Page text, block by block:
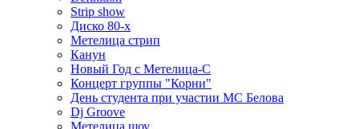
Strip show
Диско 80-х
Метелица стрип
Канун
Новый Год с Метелица-С
Концерт группы "Корни"
День студента при участии МС Белова
Dj Groove
Метелица шоу